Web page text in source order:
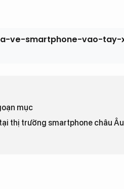
ve-smartphone-vao-tay-
mục
thị trường smartphone châu Âu